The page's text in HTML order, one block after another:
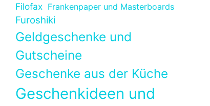
Filofax Frankenpaper und Masterboards
Furoshiki
Geldgeschenke und
Gutscheine
Geschenke aus der Küche
Geschenkideen und